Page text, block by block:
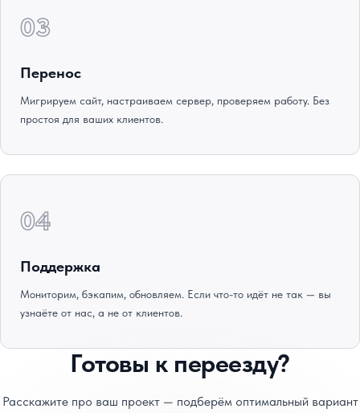
03
Перенос
Мигрируем сайт, настраиваем сервер, проверяем работу. Без
простоя для ваших клиентов.
04
Поддержка
Мониторим, бэкапим, обновляем. Если что-то идёт не так — вы
узнаёте от нас, а не от клиентов.
Готовы к переезду?
Расскажите про ваш проект — подберём оптимальный вариант